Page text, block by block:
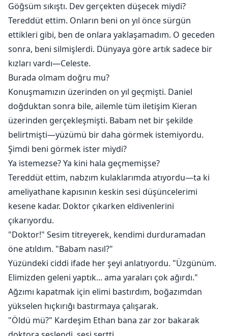
Göğsüm sıkıştı. Dev gerçekten düşecek miydi?
Tereddüt ettim. Onların beni on yıl önce sürgün
ettikleri gibi, ben de onlara yaklaşamadım. O geceden
sonra, beni silmişlerdi. Dünyaya göre artık sadece bir
kızları vardı—Celeste.
Burada olmam doğru mu?
Konuşmamızın üzerinden on yıl geçmişti. Daniel
doğduktan sonra bile, ailemle tüm iletişim Kieran
üzerinden gerçekleşmişti. Babam net bir şekilde
belirtmişti—yüzümü bir daha görmek istemiyordu.
Şimdi beni görmek ister miydi?
Ya istemezse? Ya kini hala geçmemişse?
Tereddüt ettim, nabzım kulaklarımda atıyordu—ta ki
ameliyathane kapısının keskin sesi düşüncelerimi
kesene kadar. Doktor çıkarken eldivenlerini
çıkarıyordu.
"Doktor!" Sesim titreyerek, kendimi durduramadan
öne atıldım. "Babam nasıl?"
Yüzündeki ciddi ifade her şeyi anlatıyordu. "Üzgünüm.
Elimizden geleni yaptık... ama yaraları çok ağırdı."
Ağzımı kapatmak için elimi bastırdım, boğazımdan
yükselen hıçkırığı bastırmaya çalışarak.
"Öldü mü?" Kardeşim Ethan bana zar zor bakarak